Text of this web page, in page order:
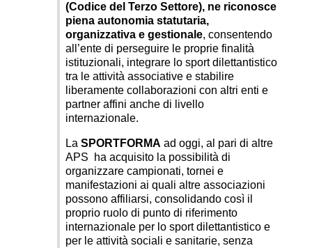
(Codice del Terzo Settore), ne riconosce
piena autonomia statutaria,
organizzativa e gestionale, consentendo
all’ente di perseguire le proprie finalità
istituzionali, integrare lo sport dilettantistico
tra le attività associative e stabilire
liberamente collaborazioni con altri enti e
partner affini anche di livello
internazionale.
La SPORTFORMA ad oggi, al pari di altre
APS ha acquisito la possibilità di
organizzare campionati, tornei e
manifestazioni ai quali altre associazioni
possono affiliarsi, consolidando così il
proprio ruolo di punto di riferimento
internazionale per lo sport dilettantistico e
per le attività sociali e sanitarie, senza